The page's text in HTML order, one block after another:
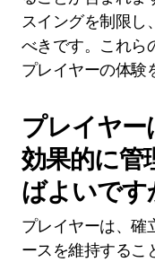
スイングを制限し
べきです。これら
プレイヤーの体験
プレイヤー
効果的に管
ばよいです
プレイヤーは、確
ースを維持するこ